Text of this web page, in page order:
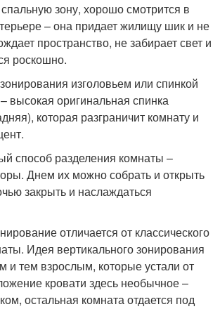
зону, хорошо смотрится в
– она придает жилищу шик и не
пространство, не забирает свет и
роскошно.
изголовьем или спинкой
высокая оригинальная спинка
которая разграничит комнату и
способ разделения комнаты –
Днем их можно собрать и открыть
закрыть и наслаждаться
отличается от классического
Идея вертикального зонирования
и тем взрослым, которые устали от
кровати здесь необычное –
остальная комната отдается под